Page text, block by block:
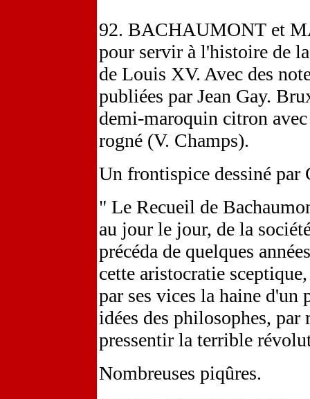
92. BACHAUMONT et
pour servir à l'histoire de
de Louis XV. Avec des
publiées par Jean Gay.
demi-maroquin citron
rogné (V. Champs).
Un frontispice dessiné par
" Le Recueil de
au jour le jour, de la
précéda de quelques
cette aristocratie
par ses vices la haine d'un
idées des philosophes, par
pressentir la terrible
Nombreuses piqûres.